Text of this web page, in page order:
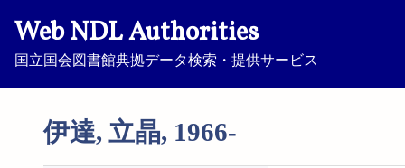
Web NDL Authorities
国立国会図書館典拠データ検索・提供サービス
伊達, 立晶, 1966-